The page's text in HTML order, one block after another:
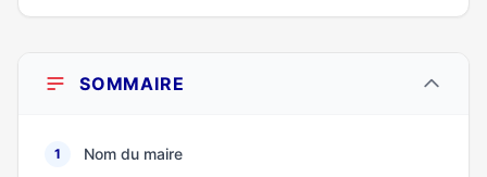
SOMMAIRE
1 Nom du maire